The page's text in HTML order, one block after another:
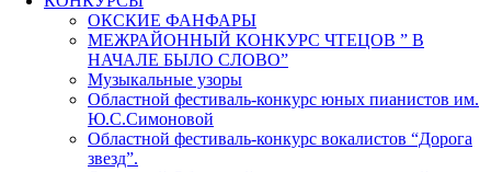
ОКСКИЕ ФАНФАРЫ
МЕЖРАЙОННЫЙ КОНКУРС ЧТЕЦОВ ” В
НАЧАЛЕ БЫЛО СЛОВО”
Музыкальные узоры
Областной фестиваль-конкурс юных пианистов им.
Ю.С.Симоновой
Областной фестиваль-конкурс вокалистов “Дорога
звезд”.